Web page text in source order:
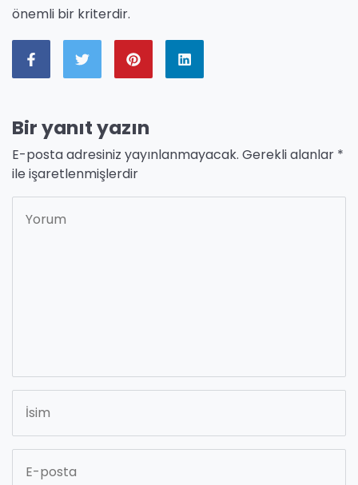
önemli bir kriterdir.
Bir yanıt yazın
E-posta adresiniz yayınlanmayacak. Gerekli alanlar *
ile işaretlenmişlerdir